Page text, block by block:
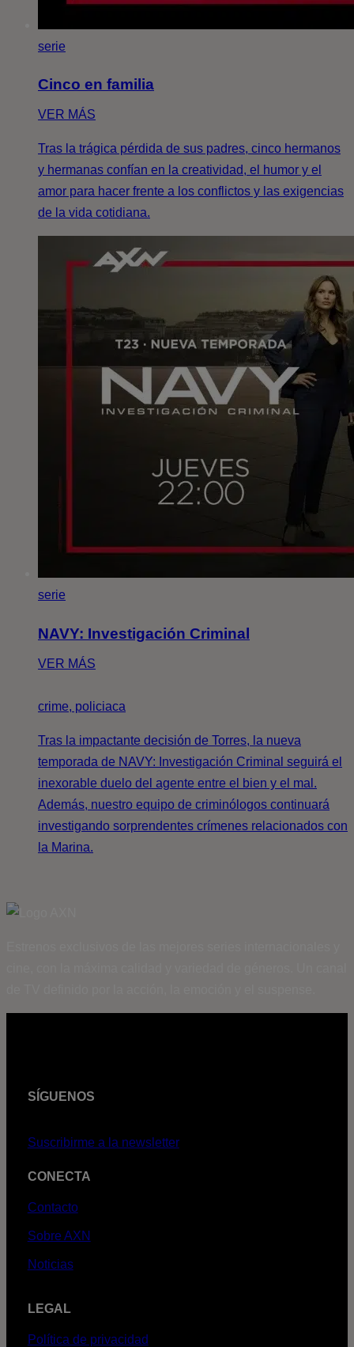
serie
Cinco en familia
VER MÁS
Tras la trágica pérdida de sus padres, cinco hermanos
y hermanas confían en la creatividad, el humor y el
amor para hacer frente a los conflictos y las exigencias
de la vida cotidiana.
serie
NAVY: Investigación Criminal
VER MÁS
crime, policiaca
Tras la impactante decisión de Torres, la nueva
temporada de NAVY: Investigación Criminal seguirá el
inexorable duelo del agente entre el bien y el mal.
Además, nuestro equipo de criminólogos continuará
investigando sorprendentes crímenes relacionados con
la Marina.
SÍGUENOS
Suscribirme a la newsletter
CONECTA
Contacto
Sobre AXN
Noticias
LEGAL
Política de privacidad